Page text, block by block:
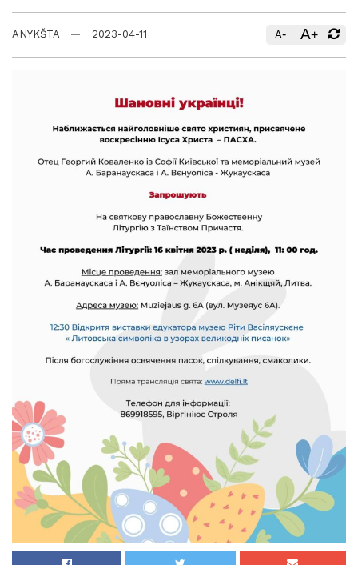
ANYKŠTA 2023-04-11 A- A+